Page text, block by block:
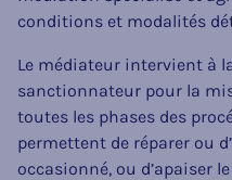
conditions et modalités
Le médiateur intervient à
sanctionnateur pour la
toutes les phases des
permettent de réparer ou
occasionné, ou d’apaiser